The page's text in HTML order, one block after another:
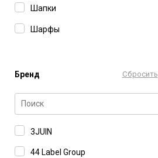
Рубашки
Свитеры
Шапки
Шарфы
Бренд Сбросить
3JUIN
44 Label Group